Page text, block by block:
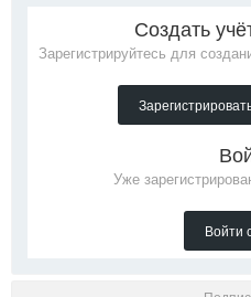
Создать
Зарегистрируйтесь для
Уже
Войти